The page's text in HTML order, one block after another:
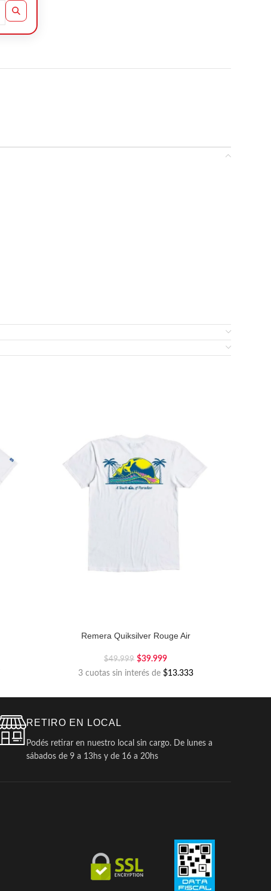
Remera Quiksilver Rouge Air
$49.999 $39.999
3 cuotas sin interés de $13.333
RETIRO EN LOCAL
Podés retirar en nuestro local sin cargo. De lunes a
sábados de 9 a 13hs y de 16 a 20hs